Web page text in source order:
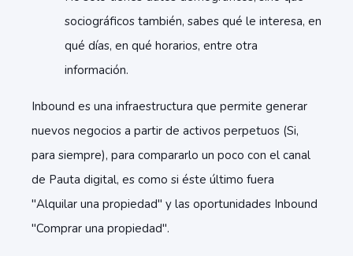
sociográficos también, sabes qué le interesa, en
qué días, en qué horarios, entre otra
información.
Inbound es una infraestructura que permite generar
nuevos negocios a partir de activos perpetuos (Si,
para siempre), para compararlo un poco con el canal
de Pauta digital, es como si éste último fuera
"Alquilar una propiedad" y las oportunidades Inbound
"Comprar una propiedad".